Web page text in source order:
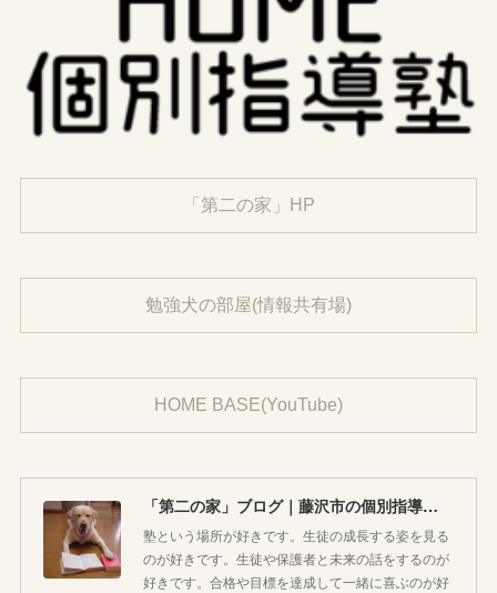
「第二の家」HP
勉強犬の部屋(情報共有場)
HOME BASE(YouTube)
「第二の家」ブログ｜藤沢市の個別指導塾のお話
塾という場所が好きです。生徒の成長する姿を見る
のが好きです。生徒や保護者と未来の話をするのが
好きです。合格や目標を達成して一緒に喜ぶのが好